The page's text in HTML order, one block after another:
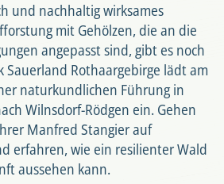
und nachhaltig wirksames
mit Gehölzen, die an die
angepasst sind, gibt es noch
Sauerland Rothaargebirge lädt am
naturkundlichen Führung in
Wilnsdorf-Rödgen ein. Gehen
Manfred Stangier auf
erfahren, wie ein resilienter Wald
aussehen kann.